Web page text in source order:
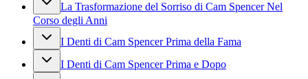
La Trasformazione del Sorriso di Cam Spencer Nel
Corso degli Anni
I Denti di Cam Spencer Prima della Fama
I Denti di Cam Spencer Prima e Dopo